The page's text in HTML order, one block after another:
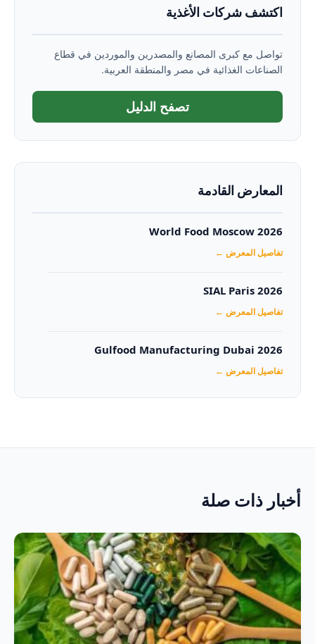
اكتشف شركات الأغذية
تواصل مع كبرى المصانع والمصدرين والموردين في قطاع
الصناعات الغذائية في مصر والمنطقة العربية.
تصفح الدليل
المعارض القادمة
World Food Moscow 2026
تفاصيل المعرض ←
SIAL Paris 2026
تفاصيل المعرض ←
Gulfood Manufacturing Dubai 2026‏
تفاصيل المعرض ←
أخبار ذات صلة